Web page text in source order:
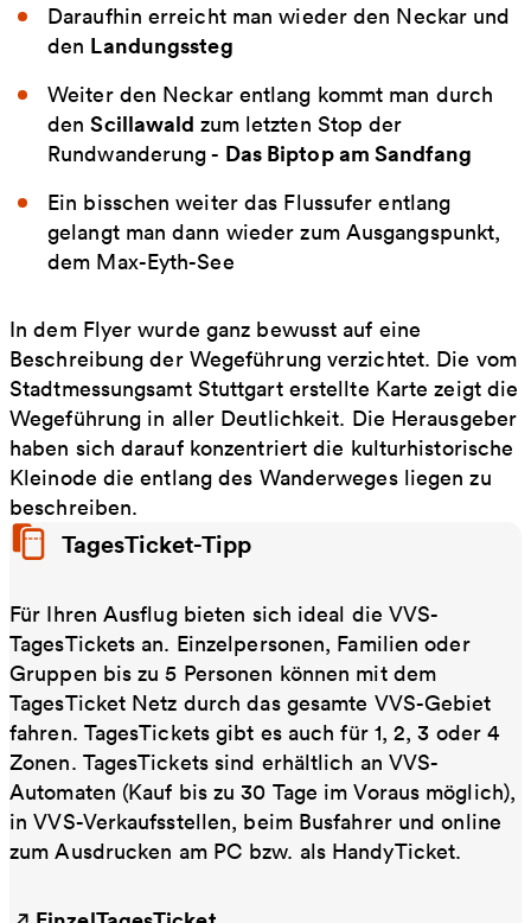
Daraufhin erreicht man wieder den Neckar und
den Landungssteg
Weiter den Neckar entlang kommt man durch
denScillawald zum letzten Stop der
Rundwanderung - Das Biptop am Sandfang
Ein bisschen weiter das Flussufer entlang
gelangt man dann wieder zum Ausgangspunkt,
dem Max-Eyth-See
In dem Flyer wurde ganz bewusst auf eine
Beschreibung der Wegeführung verzichtet. Die vom
Stadtmessungsamt Stuttgart erstellte Karte zeigt die
Wegeführung in aller Deutlichkeit. Die Herausgeber
haben sich darauf konzentriert die kulturhistorische
Kleinode die entlang des Wanderweges liegen zu
beschreiben.
TagesTicket-Tipp
Für Ihren Ausflug bieten sich ideal die VVS-
TagesTickets an. Einzelpersonen, Familien oder
Gruppen bis zu 5 Personen können mit dem
TagesTicket Netz durch das gesamte VVS-Gebiet
fahren. TagesTickets gibt es auch für 1, 2, 3 oder 4
Zonen. TagesTickets sind erhältlich an VVS-
Automaten (Kauf bis zu 30 Tage im Voraus möglich),
in VVS-Verkaufsstellen, beim Busfahrer und online
zum Ausdrucken am PC bzw. als HandyTicket.